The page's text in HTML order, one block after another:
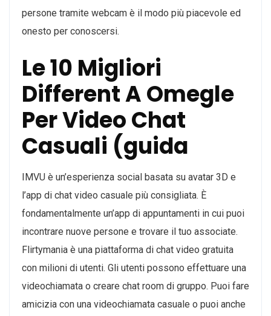
persone tramite webcam è il modo più piacevole ed
onesto per conoscersi.
Le 10 Migliori
Different A Omegle
Per Video Chat
Casuali (guida
IMVU è un’esperienza social basata su avatar 3D e
l’app di chat video casuale più consigliata. È
fondamentalmente un’app di appuntamenti in cui puoi
incontrare nuove persone e trovare il tuo associate.
Flirtymania è una piattaforma di chat video gratuita
con milioni di utenti. Gli utenti possono effettuare una
videochiamata o creare chat room di gruppo. Puoi fare
amicizia con una videochiamata casuale o puoi anche